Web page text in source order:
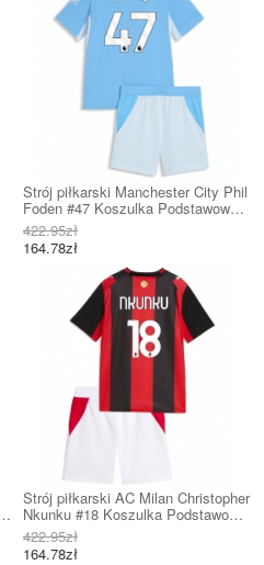
Strój piłkarski Manchester City Phil
Foden #47 Koszulka Podstawowej
dziecięce 2026-27 Krótki Rękaw (+
Krótkie spodenki)
422.95zł
164.78zł
Strój piłkarski AC Milan Christopher
Nkunku #18 Koszulka Podstawowej
dziecięce 2026-27 Krótki Rękaw (+
Krótkie spodenki)
422.95zł
164.78zł